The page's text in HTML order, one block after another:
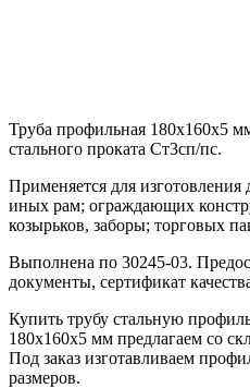
Труба профильная 180х160х5
стального проката Ст3сп/пс.
Применяется для
иных рам; ограждающих
козырьков, заборы; торговых
Выполнена по 30245-03.
документы, сертификат
Купить трубу стальную
180х160х5 мм предлагаем со
Под заказ изготавливаем
размеров.